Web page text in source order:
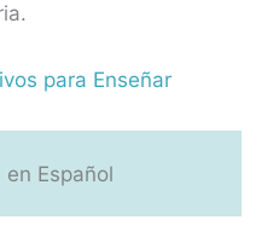
para Enseñar
en Español